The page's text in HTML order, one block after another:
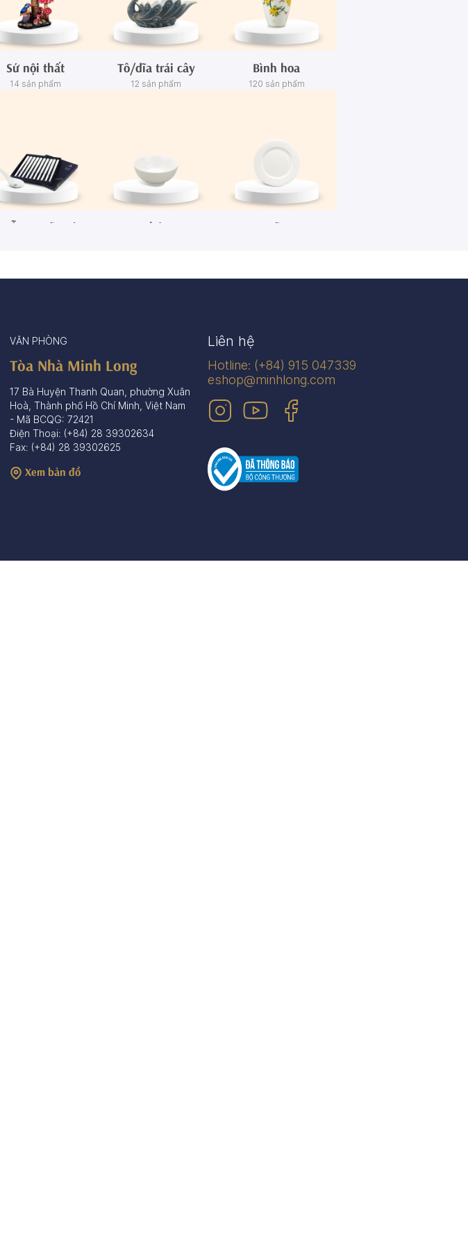
Sứ nội thất
14 sản phẩm
Tô/dĩa trái cây
12 sản phẩm
Bình hoa
120 sản phẩm
Muỗng - Đũa sứ Chén Dĩa
VĂN PHÒNG
Tòa Nhà Minh Long
17 Bà Huyện Thanh Quan, phường Xuân
Hoà, Thành phố Hồ Chí Minh, Việt Nam
- Mã BCQG: 72421
Điện Thoại: (+84) 28 39302634
Fax: (+84) 28 39302625
Xem bản đồ
Liên hệ
Hotline: (+84) 915 047339
eshop@minhlong.com